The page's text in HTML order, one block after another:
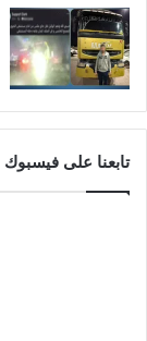
تابعنا على فيسبوك